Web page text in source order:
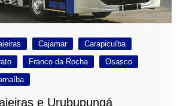
Cajamar
Carapicuíba
Franco da Rocha
Osasco
e Urubupungá